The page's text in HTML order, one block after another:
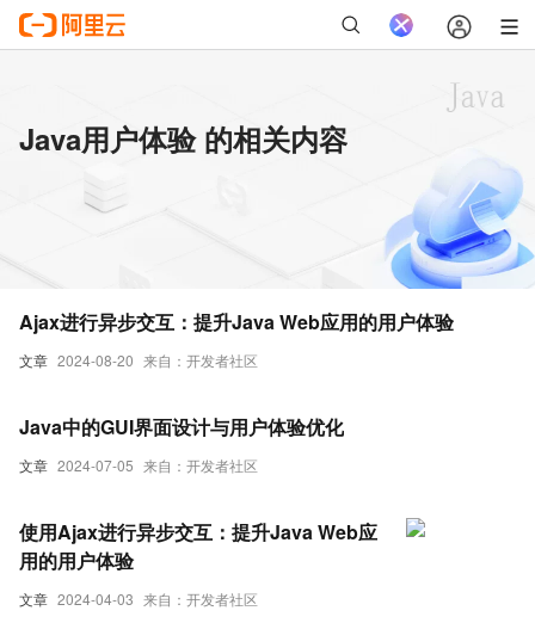
Java用户体验 的相关内容
文章 2024-08-20 来自：开发者社区
Ajax进行异步交互：提升Java Web应用的用户体验
文章 2024-07-05 来自：开发者社区
Java中的GUI界面设计与用户体验优化
文章 2024-04-03 来自：开发者社区
使用Ajax进行异步交互：提升Java Web应
用的用户体验